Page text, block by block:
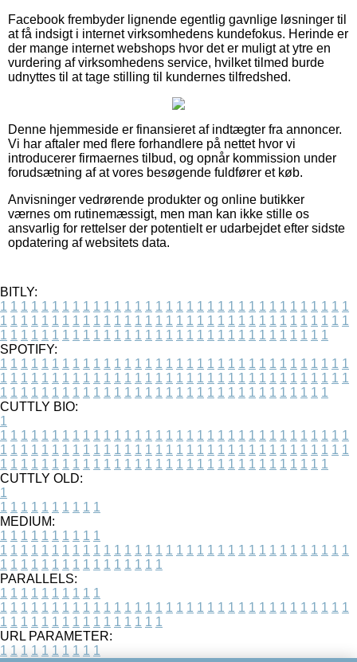
Facebook frembyder lignende egentlig gavnlige løsninger til
at få indsigt i internet virksomhedens kundefokus. Herinde er
der mange internet webshops hvor det er muligt at ytre en
vurdering af virksomhedens service, hvilket tilmed burde
udnyttes til at tage stilling til kundernes tilfredshed.
Denne hjemmeside er finansieret af indtægter fra annoncer.
Vi har aftaler med flere forhandlere på nettet hvor vi
introducerer firmaernes tilbud, og opnår kommission under
forudsætning af at vores besøgende fuldfører et køb.
Anvisninger vedrørende produkter og online butikker
værnes om rutinemæssigt, men man kan ikke stille os
ansvarlig for rettelser der potentielt er udarbejdet efter sidste
opdatering af websitets data.
BITLY:
1 1 1 1 1 1 1 1 1 1 1 1 1 1 1 1 1 1 1 1 1 1 1 1 1 1 1 1 1 1 1 1 1 1
1 1 1 1 1 1 1 1 1 1 1 1 1 1 1 1 1 1 1 1 1 1 1 1 1 1 1 1 1 1 1 1 1 1
1 1 1 1 1 1 1 1 1 1 1 1 1 1 1 1 1 1 1 1 1 1 1 1 1 1 1 1 1 1 1 1
SPOTIFY:
1 1 1 1 1 1 1 1 1 1 1 1 1 1 1 1 1 1 1 1 1 1 1 1 1 1 1 1 1 1 1 1 1 1
1 1 1 1 1 1 1 1 1 1 1 1 1 1 1 1 1 1 1 1 1 1 1 1 1 1 1 1 1 1 1 1 1 1
1 1 1 1 1 1 1 1 1 1 1 1 1 1 1 1 1 1 1 1 1 1 1 1 1 1 1 1 1 1 1 1
CUTTLY BIO:
1
1 1 1 1 1 1 1 1 1 1 1 1 1 1 1 1 1 1 1 1 1 1 1 1 1 1 1 1 1 1 1 1 1 1
1 1 1 1 1 1 1 1 1 1 1 1 1 1 1 1 1 1 1 1 1 1 1 1 1 1 1 1 1 1 1 1 1 1
1 1 1 1 1 1 1 1 1 1 1 1 1 1 1 1 1 1 1 1 1 1 1 1 1 1 1 1 1 1 1 1
CUTTLY OLD:
1
1 1 1 1 1 1 1 1 1 1
MEDIUM:
1 1 1 1 1 1 1 1 1 1
1 1 1 1 1 1 1 1 1 1 1 1 1 1 1 1 1 1 1 1 1 1 1 1 1 1 1 1 1 1 1 1 1 1
1 1 1 1 1 1 1 1 1 1 1 1 1 1 1 1
PARALLELS:
1 1 1 1 1 1 1 1 1 1
1 1 1 1 1 1 1 1 1 1 1 1 1 1 1 1 1 1 1 1 1 1 1 1 1 1 1 1 1 1 1 1 1 1
1 1 1 1 1 1 1 1 1 1 1 1 1 1 1 1
URL PARAMETER:
1 1 1 1 1 1 1 1 1 1